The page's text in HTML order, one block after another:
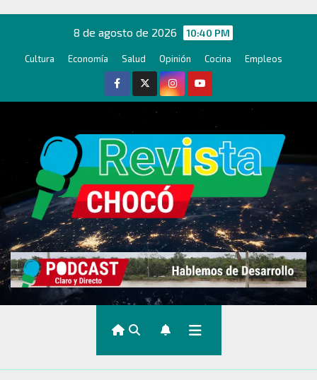
contenido
8 de agosto de 2026 10:40 PM
Cultura Economía Salud Opinión Cocina Empleos